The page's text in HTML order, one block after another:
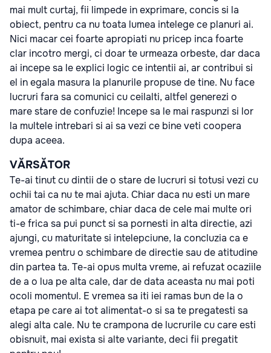
mai mult curtaj, fii limpede in exprimare, concis si la
obiect, pentru ca nu toata lumea intelege ce planuri ai.
Nici macar cei foarte apropiati nu pricep inca foarte
clar incotro mergi, ci doar te urmeaza orbeste, dar daca
ai incepe sa le explici logic ce intentii ai, ar contribui si
el in egala masura la planurile propuse de tine. Nu face
lucruri fara sa comunici cu ceilalti, altfel generezi o
mare stare de confuzie! Incepe sa le mai raspunzi si lor
la multele intrebari si ai sa vezi ce bine veti coopera
dupa aceea.
VĂRSĂTOR
Te-ai tinut cu dintii de o stare de lucruri si totusi vezi cu
ochii tai ca nu te mai ajuta. Chiar daca nu esti un mare
amator de schimbare, chiar daca de cele mai multe ori
ti-e frica sa pui punct si sa pornesti in alta directie, azi
ajungi, cu maturitate si intelepciune, la concluzia ca e
vremea pentru o schimbare de directie sau de atitudine
din partea ta. Te-ai opus multa vreme, ai refuzat ocaziile
de a o lua pe alta cale, dar de data aceasta nu mai poti
ocoli momentul. E vremea sa iti iei ramas bun de la o
etapa pe care ai tot alimentat-o si sa te pregatesti sa
alegi alta cale. Nu te crampona de lucrurile cu care esti
obisnuit, mai exista si alte variante, deci fii pregatit